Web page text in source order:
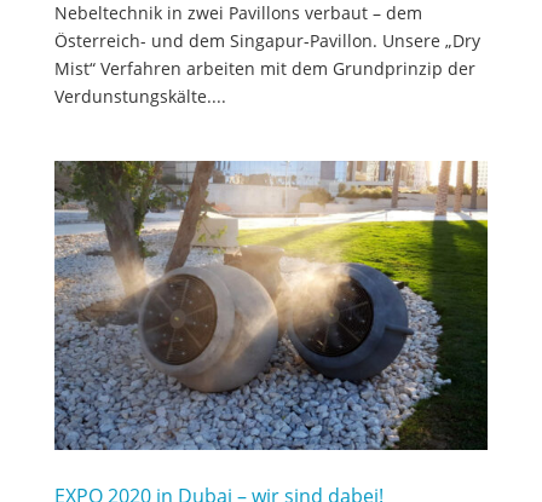
Nebeltechnik in zwei Pavillons verbaut – dem
Österreich- und dem Singapur-Pavillon. Unsere „Dry
Mist“ Verfahren arbeiten mit dem Grundprinzip der
Verdunstungskälte....
EXPO 2020 in Dubai – wir sind dabei!